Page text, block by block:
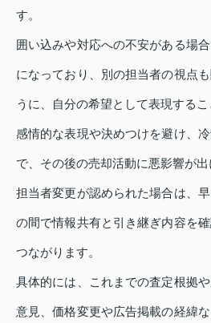
す。
囲い込みや対応への不安がある場
になっており、別の担当者の視点
うに、自分の希望として表現するこ
感情的な表現や決めつけを避け、
で、その後の売却活動に悪影響が出
担当者変更が認められた場合は、
の間で情報共有と引き継ぎ内容を
つながります。
具体的には、これまでの査定根拠
意見、価格変更や広告掲載の経緯